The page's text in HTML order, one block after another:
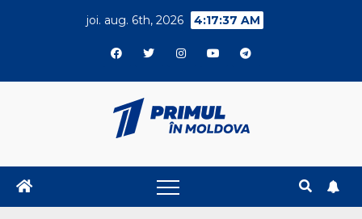
joi. aug. 6th, 2026 4:17:38 AM